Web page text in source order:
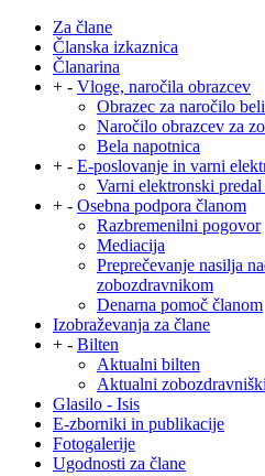
Za člane
Članska izkaznica
Članarina
+ - Vloge, naročila obrazcev
Obrazec za naročilo
Naročilo obrazcev za
Bela napotnica
+ - E-poslovanje in varni
Varni elektronski
+ - Osebna podpora članom
Razbremenilni pogovor
Mediacija
Preprečevanje nasilja
zobozdravnikom
Denarna pomoč članom
Izobraževanja za člane
+ - Bilten
Aktualni bilten
Aktualni
Glasilo - Isis
E-zborniki in publikacije
Fotogalerije
Ugodnosti za člane